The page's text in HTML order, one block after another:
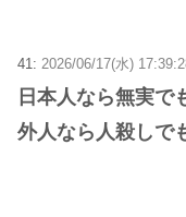
41: 2026/06/17(水)
日本人なら無実で
外人なら人殺しで